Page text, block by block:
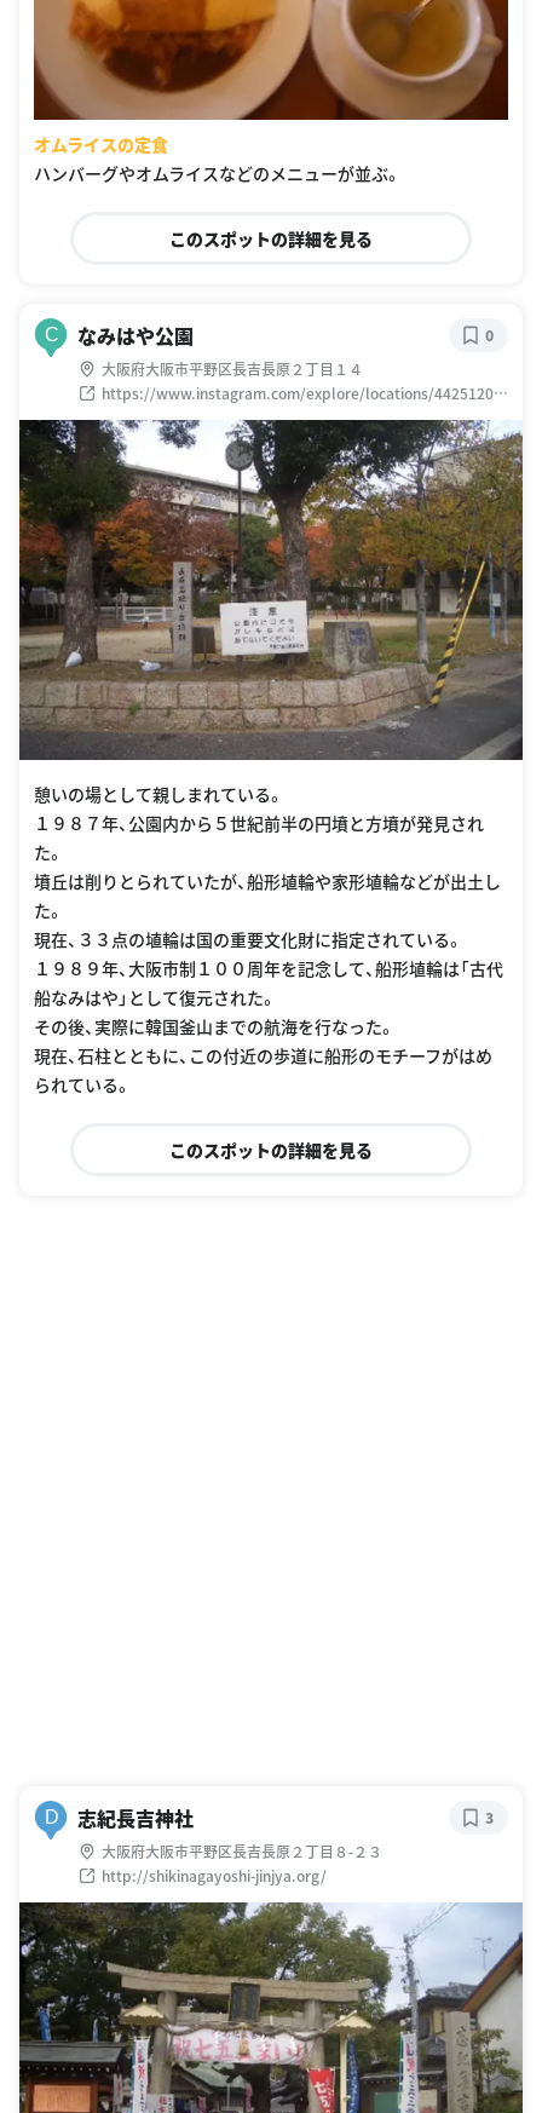
オムライスの定食
ハンバーグやオムライスなどのメニューが並ぶ。
このスポットの詳細を見る
C なみはや公園
大阪府大阪市平野区長吉長原２丁目１４
https://www.instagram.com/explore/locations/44251203
2769474
0
憩いの場として親しまれている。
１９８７年、公園内から５世紀前半の円墳と方墳が発見され
た。
墳丘は削りとられていたが、船形埴輪や家形埴輪などが出土し
た。
現在、３３点の埴輪は国の重要文化財に指定されている。
１９８９年、大阪市制１００周年を記念して、船形埴輪は「古代
船なみはや」として復元された。
その後、実際に韓国釜山までの航海を行なった。
現在、石柱とともに、この付近の歩道に船形のモチーフがはめ
られている。
このスポットの詳細を見る
D 志紀長吉神社
大阪府大阪市平野区長吉長原２丁目８-２３
http://shikinagayoshi-jinjya.org/
3